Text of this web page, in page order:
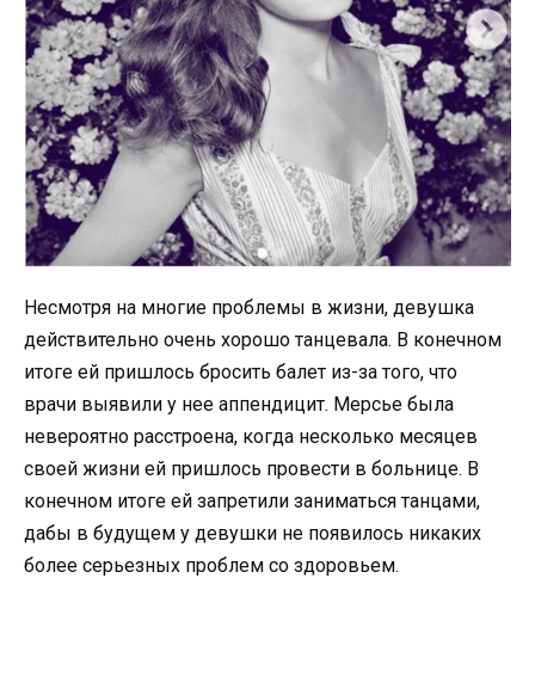
Несмотря на многие проблемы в жизни, девушка
действительно очень хорошо танцевала. В конечном
итоге ей пришлось бросить балет из-за того, что
врачи выявили у нее аппендицит. Мерсье была
невероятно расстроена, когда несколько месяцев
своей жизни ей пришлось провести в больнице. В
конечном итоге ей запретили заниматься танцами,
дабы в будущем у девушки не появилось никаких
более серьезных проблем со здоровьем.